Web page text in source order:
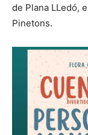
de Plana LLedó,
Pinetons.